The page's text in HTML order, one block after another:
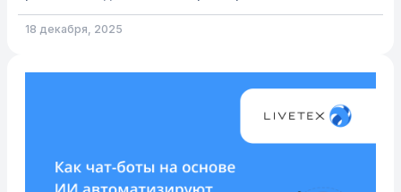
ошибки, из-за которых он не приносит ожидаемого
результата, и предложим чек лист по настройкам.
18 декабря, 2025